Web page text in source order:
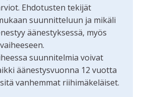
Ehdotusten tekijät
suunnitteluun ja mikäli
äänestyksessä, myös
suunnitelmia voivat
äänestysvuonna 12 vuotta
vanhemmat riihimäkeläiset.